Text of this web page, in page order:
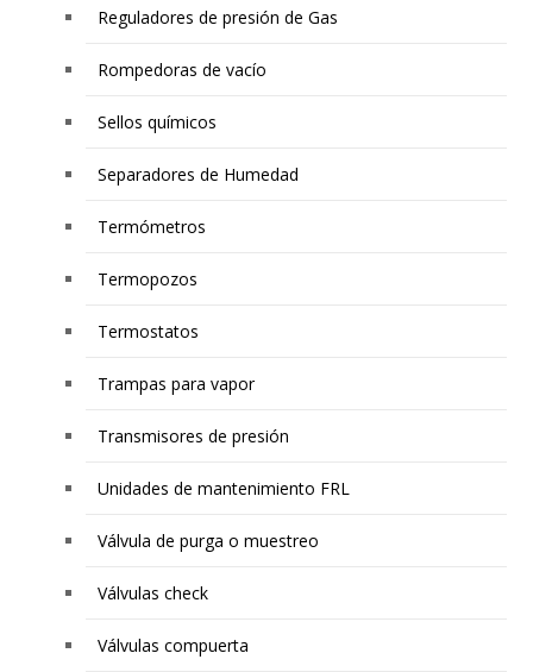
Reguladores de presión de Gas
Rompedoras de vacío
Sellos químicos
Separadores de Humedad
Termómetros
Termopozos
Termostatos
Trampas para vapor
Transmisores de presión
Unidades de mantenimiento FRL
Válvula de purga o muestreo
Válvulas check
Válvulas compuerta